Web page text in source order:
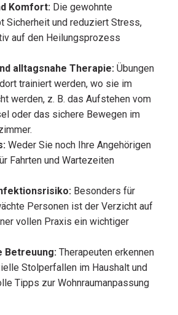
Komfort: Die gewohnte
Sicherheit und reduziert Stress,
auf den Heilungsprozess
alltagsnahe Therapie: Übungen
trainiert werden, wo sie im
werden, z. B. das Aufstehen vom
oder das sichere Bewegen im
Weder Sie noch Ihre Angehörigen
Fahrten und Wartezeiten
Besonders für
Personen ist der Verzicht auf
vollen Praxis ein wichtiger
Betreuung: Therapeuten erkennen
Stolperfallen im Haushalt und
Tipps zur Wohnraumanpassung